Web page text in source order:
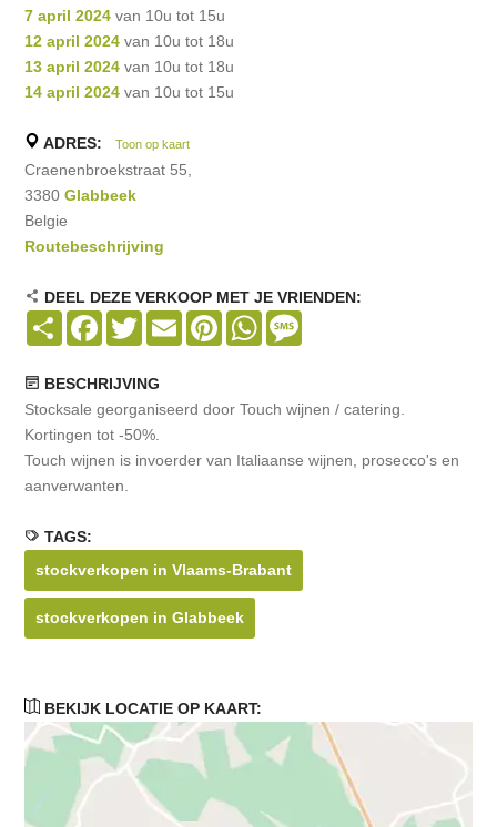
7 april 2024 van 10u tot 15u
12 april 2024 van 10u tot 18u
13 april 2024 van 10u tot 18u
14 april 2024 van 10u tot 15u
ADRES: Toon op kaart
Craenenbroekstraat 55,
3380Glabbeek
Belgie
Routebeschrijving
DEEL DEZE VERKOOP MET JE VRIENDEN:
Share Facebook
TwitterEmail PinterestWhatsApp
BESCHRIJVING
Stocksale georganiseerd door Touch wijnen / catering.
Kortingen tot -50%.
Touch wijnen is invoerder van Italiaanse wijnen, prosecco's en
aanverwanten.
TAGS:
stockverkopen in Vlaams-Brabant
stockverkopen in Glabbeek
BEKIJK LOCATIE OP KAART: